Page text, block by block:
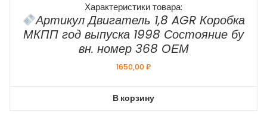
Характеристики товара:
Артикул Двигатель 1,8 AGR Коробка
МКПП год выпуска 1998 Состояние бу
вн. номер 368 ОЕМ
1650,00₽
В корзину